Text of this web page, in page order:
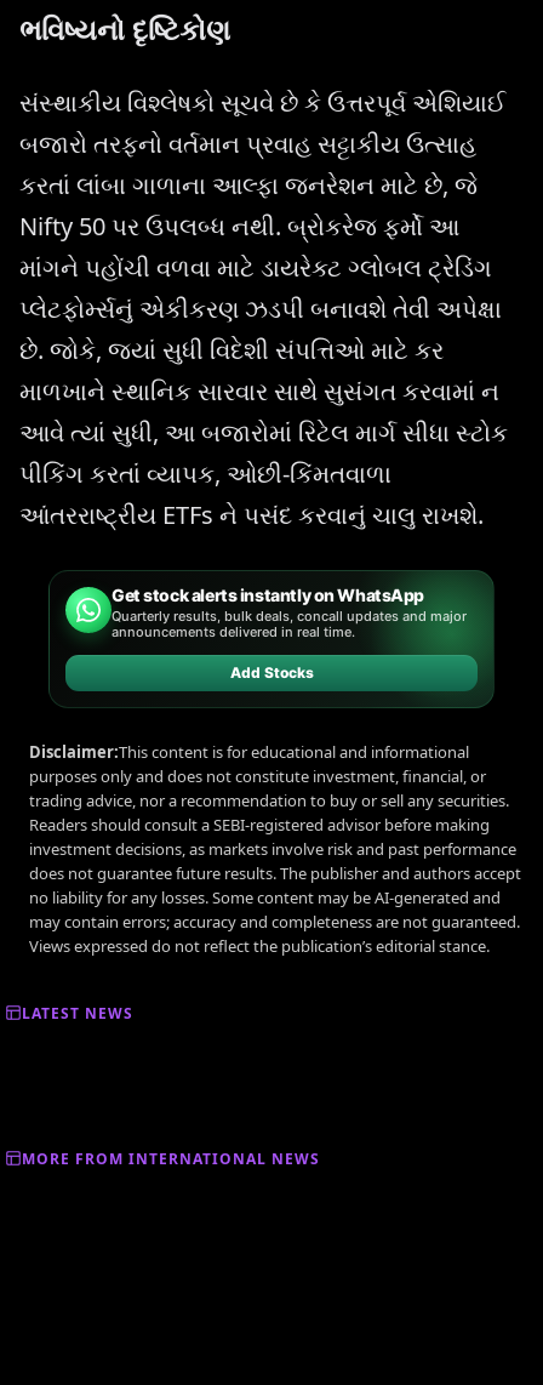
ભવિષ્યનો દૃષ્ટિકોણ
સંસ્થાકીય વિશ્લેષકો સૂચવે છે કે ઉત્તરપૂર્વ એશિયાઈ
બજારો તરફનો વર્તમાન પ્રવાહ સટ્ટાકીય ઉત્સાહ
કરતાં લાંબા ગાળાના આલ્ફા જનરેશન માટે છે, જે
Nifty 50 પર ઉપલબ્ધ નથી. બ્રોકરેજ ફર્મો આ
માંગને પહોંચી વળવા માટે ડાયરેક્ટ ગ્લોબલ ટ્રેડિંગ
પ્લેટફોર્મ્સનું એકીકરણ ઝડપી બનાવશે તેવી અપેક્ષા
છે. જોકે, જ્યાં સુધી વિદેશી સંપત્તિઓ માટે કર
માળખાને સ્થાનિક સારવાર સાથે સુસંગત કરવામાં ન
આવે ત્યાં સુધી, આ બજારોમાં રિટેલ માર્ગ સીધા સ્ટોક
પીકિંગ કરતાં વ્યાપક, ઓછી-કિંમતવાળા
આંતરરાષ્ટ્રીય ETFs ને પસંદ કરવાનું ચાલુ રાખશે.
Get stock alerts instantly on WhatsApp
Quarterly results, bulk deals, concall updates and major
announcements delivered in real time.
Add Stocks
Disclaimer:This content is for educational and informational
purposes only and does not constitute investment, financial, or
trading advice, nor a recommendation to buy or sell any securities.
Readers should consult a SEBI-registered advisor before making
investment decisions, as markets involve risk and past performance
does not guarantee future results. The publisher and authors accept
no liability for any losses. Some content may be AI-generated and
may contain errors; accuracy and completeness are not guaranteed.
Views expressed do not reflect the publication’s editorial stance.
LATEST NEWS
MORE FROM INTERNATIONAL NEWS